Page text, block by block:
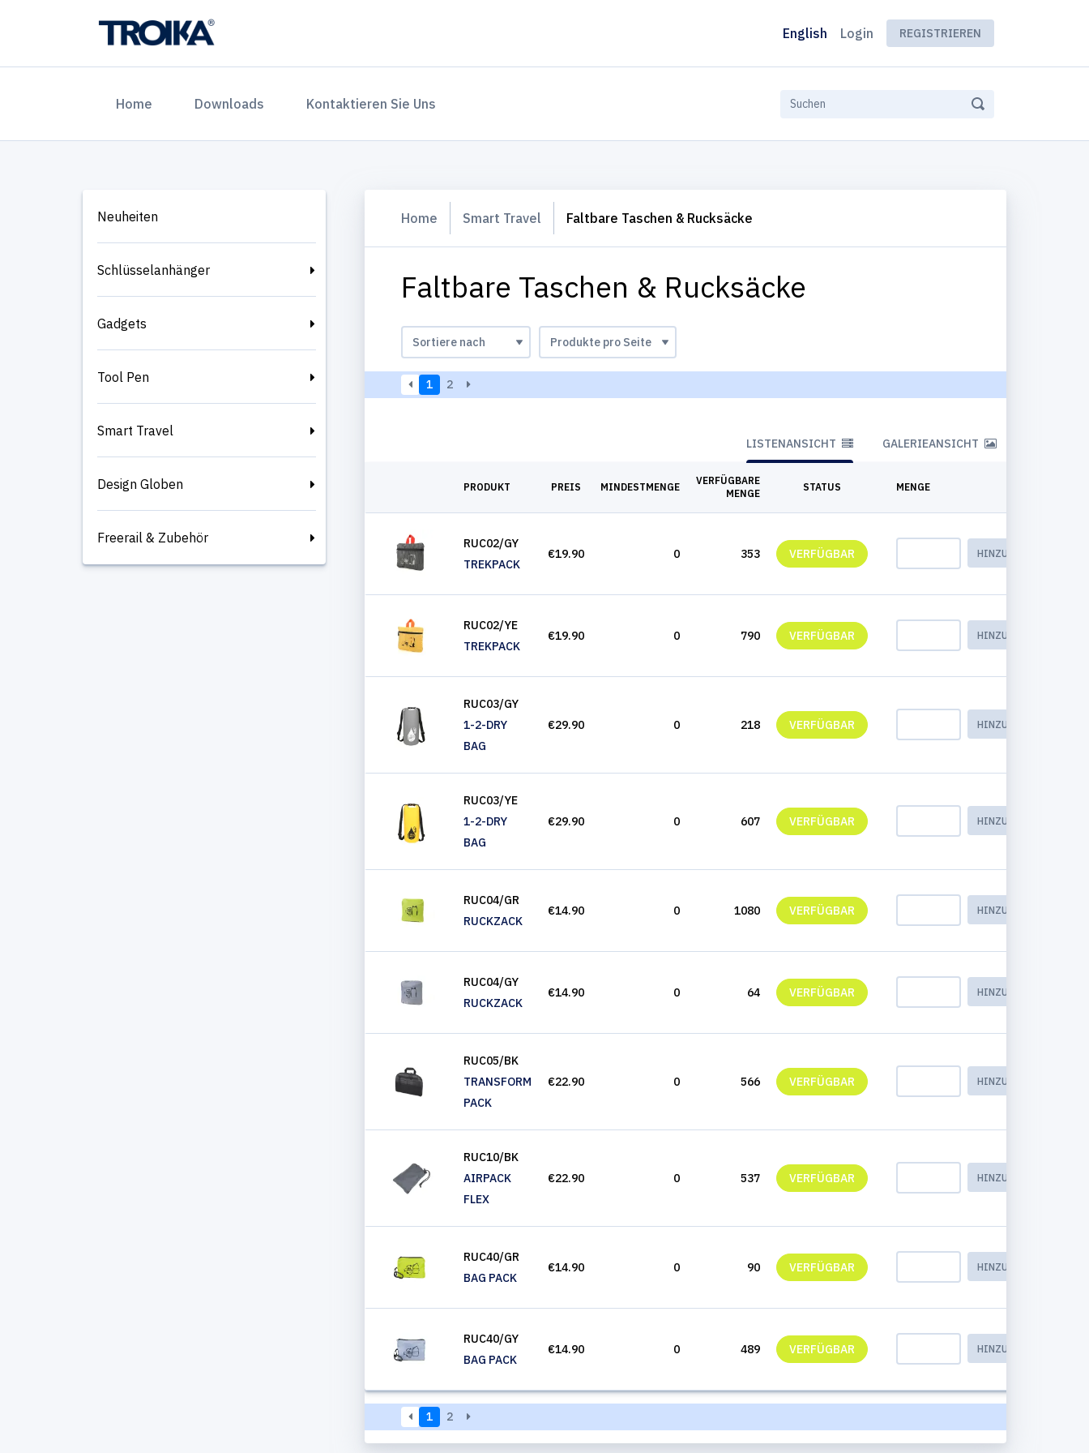
English Login REGISTRIEREN
Home (current)Downloads Kontaktieren Sie Uns
Neuheiten
Schlüsselanhänger
Gadgets
Tool Pen
Smart Travel
Design Globen
Freerail & Zubehör
Home Smart Travel Faltbare Taschen & Rucksäcke
Faltbare Taschen & Rucksäcke
1 2
LISTENANSICHT GALERIEANSICHT
PRODUKT PREIS MINDESTMENGE
VERFÜGBARE
MENGE
STATUS MENGE
RUC02/GY
TREKPACK
€19.90 0 353 VERFÜGBAR HINZUFÜGEN
RUC02/YE
TREKPACK
€19.90 0 790 VERFÜGBAR HINZUFÜGEN
RUC03/GY
1-2-DRY
BAG
€29.90 0 218 VERFÜGBAR HINZUFÜGEN
RUC03/YE
1-2-DRY
BAG
€29.90 0 607 VERFÜGBAR HINZUFÜGEN
RUC04/GR
RUCKZACK
€14.90 0 1080 VERFÜGBAR HINZUFÜGEN
RUC04/GY
RUCKZACK
€14.90 0 64 VERFÜGBAR HINZUFÜGEN
RUC05/BK
TRANSFORM
PACK
€22.90 0 566 VERFÜGBAR HINZUFÜGEN
RUC10/BK
AIRPACK
FLEX
€22.90 0 537 VERFÜGBAR HINZUFÜGEN
RUC40/GR
BAG PACK
€14.90 0 90 VERFÜGBAR HINZUFÜGEN
RUC40/GY
BAG PACK
€14.90 0 489 VERFÜGBAR HINZUFÜGEN
1 2